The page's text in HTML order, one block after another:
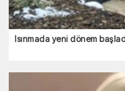
Isınmada yeni dönem